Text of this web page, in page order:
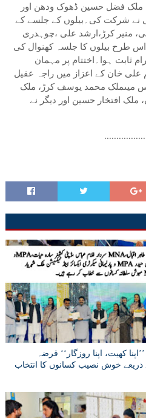
ملک فضل حسین ڈھوک ودھن اور
نے شرکت کی۔بیلوں کے جلسے کے
منیر کرڑ،ارشد علی ،چوہدری
اس طرح بیلوں کا جلسہ کھنوال کی
ثابت ہوا۔اختتام پر مہمان
خان کے اعزاز میں راجہ عقیل
میںملک محمد یوسف کرڑ، ملک
ملک افتخار حسین اور دیگر نے
کھیت، اپنا روزگار‘‘ قرضہ
ذریعے خوش نصیب کسانوں کا انتخاب